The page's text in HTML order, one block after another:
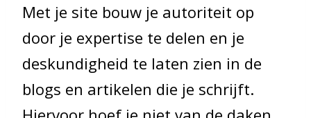
Met je site bouw je autoriteit op
door je expertise te delen en je
deskundigheid te laten zien in de
blogs en artikelen die je schrijft.